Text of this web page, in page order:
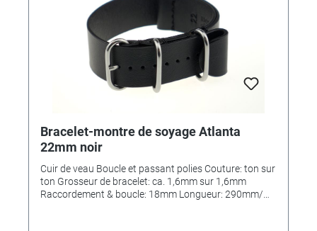
Bracelet-montre de soyage Atlanta
22mm noir
Cuir de veau Boucle et passant polies Couture: ton sur
ton Grosseur de bracelet: ca. 1,6mm sur 1,6mm
Raccordement & boucle: 18mm Longueur: 290mm/